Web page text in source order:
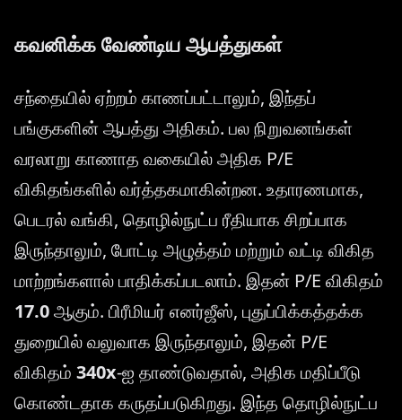
கவனிக்க வேண்டிய ஆபத்துகள்
சந்தையில் ஏற்றம் காணப்பட்டாலும், இந்தப்
பங்குகளின் ஆபத்து அதிகம். பல நிறுவனங்கள்
வரலாறு காணாத வகையில் அதிக P/E
விகிதங்களில் வர்த்தகமாகின்றன. உதாரணமாக,
பெடரல் வங்கி, தொழில்நுட்ப ரீதியாக சிறப்பாக
இருந்தாலும், போட்டி அழுத்தம் மற்றும் வட்டி விகித
மாற்றங்களால் பாதிக்கப்படலாம். இதன் P/E விகிதம்
17.0ஆகும். பிரீமியர் எனர்ஜீஸ், புதுப்பிக்கத்தக்க
துறையில் வலுவாக இருந்தாலும், இதன் P/E
விகிதம் 340x-ஐ தாண்டுவதால், அதிக மதிப்பீடு
கொண்டதாக கருதப்படுகிறது. இந்த தொழில்நுட்ப